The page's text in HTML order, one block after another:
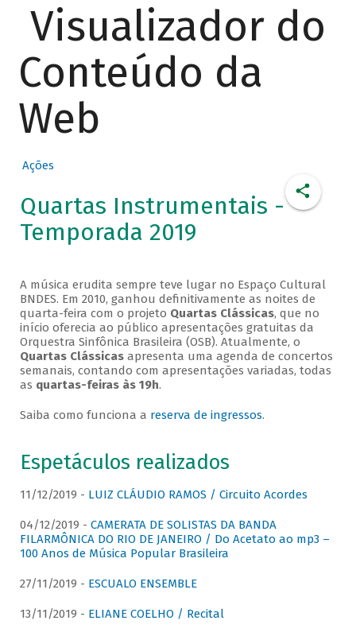
Visualizador do
Conteúdo da
Web
Ações
Quartas Instrumentais -
Temporada 2019
A música erudita sempre teve lugar no Espaço Cultural
BNDES. Em 2010, ganhou definitivamente as noites de
quarta-feira com o projeto Quartas Clássicas, que no
início oferecia ao público apresentações gratuitas da
Orquestra Sinfônica Brasileira (OSB). Atualmente, o
Quartas Clássicasapresenta uma agenda de concertos
semanais, contando com apresentações variadas, todas
as quartas-feiras às 19h.
Saiba como funciona a reserva de ingressos.
Espetáculos realizados
11/12/2019 - LUIZ CLÁUDIO RAMOS / Circuito Acordes
04/12/2019 - CAMERATA DE SOLISTAS DA BANDA
FILARMÔNICA DO RIO DE JANEIRO / Do Acetato ao mp3 –
100 Anos de Música Popular Brasileira
27/11/2019 - ESCUALO ENSEMBLE
13/11/2019 - ELIANE COELHO / Recital